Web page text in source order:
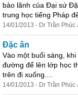
bảo lãnh của Đại sứ
trung học tiếng Pháp
14/01/2013 - Dr Trần Phúc
Đặc ân
Vào một buổi sáng,
đường để lên lớp học
trên đi xuống....
14/01/2013 - Dr Trần Phúc